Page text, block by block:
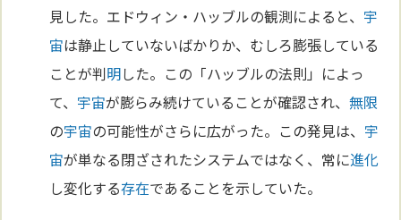
見した。エドウィン・ハッブルの観測によると、 宇
宙は静止していないばかりか、むしろ膨張している
ことが判明した。この「ハッブルの法則」によっ
て、 宇宙が膨らみ続けていることが確認され、無限
の宇宙の可能性がさらに広がった。この発見は、 宇
宙が単なる閉ざされたシステムではなく、常に進化
し変化する存在であることを示していた。